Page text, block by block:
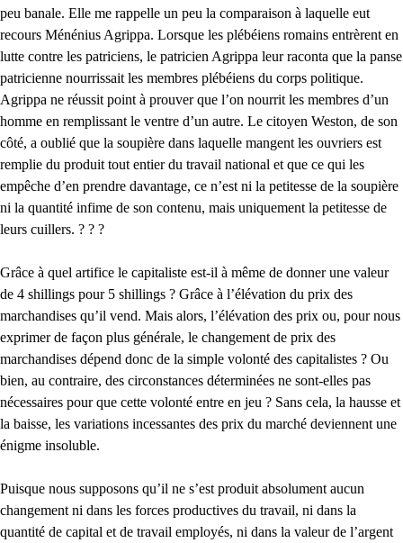
peu banale. Elle me rappelle un peu la comparaison à laquelle eut
recours Ménénius Agrippa. Lorsque les plébéiens romains entrèrent en
lutte contre les patriciens, le patricien Agrippa leur raconta que la panse
patricienne nourrissait les membres plébéiens du corps politique.
Agrippa ne réussit point à prouver que l’on nourrit les membres d’un
homme en remplissant le ventre d’un autre. Le citoyen Weston, de son
côté, a oublié que la soupière dans laquelle mangent les ouvriers est
remplie du produit tout entier du travail national et que ce qui les
empêche d’en prendre davantage, ce n’est ni la petitesse de la soupière
ni la quantité infime de son contenu, mais uniquement la petitesse de
leurs cuillers. ? ? ?
Grâce à quel artifice le capitaliste est-il à même de donner une valeur
de 4 shillings pour 5 shillings ? Grâce à l’élévation du prix des
marchandises qu’il vend. Mais alors, l’élévation des prix ou, pour nous
exprimer de façon plus générale, le changement de prix des
marchandises dépend donc de la simple volonté des capitalistes ? Ou
bien, au contraire, des circonstances déterminées ne sont-elles pas
nécessaires pour que cette volonté entre en jeu ? Sans cela, la hausse et
la baisse, les variations incessantes des prix du marché deviennent une
énigme insoluble.
Puisque nous supposons qu’il ne s’est produit absolument aucun
changement ni dans les forces productives du travail, ni dans la
quantité de capital et de travail employés, ni dans la valeur de l’argent